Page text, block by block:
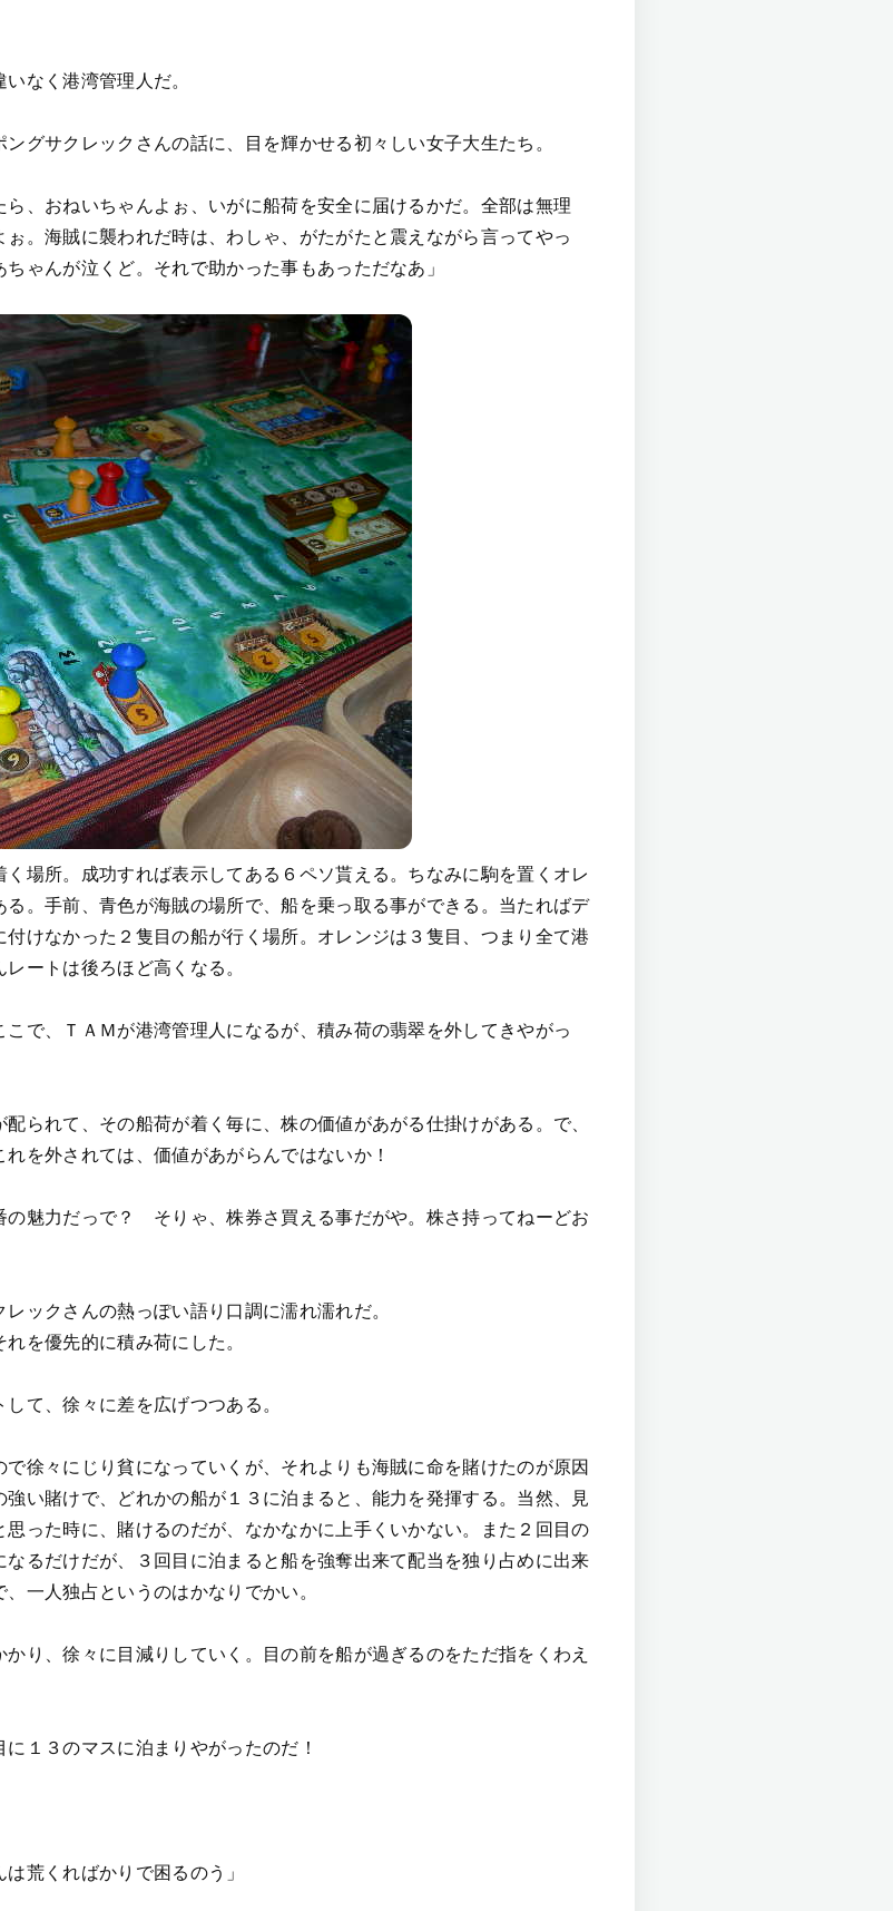
なく港湾管理人だ。
グサクレックさんの話に、目を輝かせる初々しい女子大生たち。
、おねいちゃんよぉ、いがに船荷を安全に届けるかだ。全部は無理
。海賊に襲われだ時は、わしゃ、がたがたと震えながら言ってやっ
ゃんが泣くど。それで助かった事もあっただなあ」
場所。成功すれば表示してある６ペソ貰える。ちなみに駒を置くオレ
。手前、青色が海賊の場所で、船を乗っ取る事ができる。当たればデ
けなかった２隻目の船が行く場所。オレンジは３隻目、つまり全て港
ートは後ろほど高くなる。
で、ＴＡＭが港湾管理人になるが、積み荷の翡翠を外してきやがっ
られて、その船荷が着く毎に、株の価値があがる仕掛けがある。で、
を外されては、価値があがらんではないか！
の魅力だっで？ そりゃ、株券さ買える事だがや。株さ持ってねーどお
ックさんの熱っぽい語り口調に濡れ濡れだ。
を優先的に積み荷にした。
て、徐々に差を広げつつある。
徐々にじり貧になっていくが、それよりも海賊に命を賭けたのが原因
い賭けで、どれかの船が１３に泊まると、能力を発揮する。当然、見
った時に、賭けるのだが、なかなかに上手くいかない。また２回目の
るだけだが、３回目に泊まると船を強奪出来て配当を独り占めに出来
一人独占というのはかなりでかい。
り、徐々に目減りしていく。目の前を船が過ぎるのをただ指をくわえ
１３のマスに泊まりやがったのだ！
荒くればかりで困るのう」